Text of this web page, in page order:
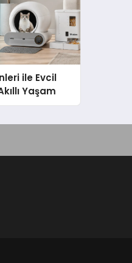
ile Evcil
Yaşam